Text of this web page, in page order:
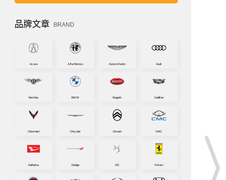
品牌文章 BRAND
Acura Alfa-Romeo Aston-Martin Audi
Bentley BMW Bugatti Cadillac
Chevrolet Chrysler Citroen CMC
Daihatsu Dodge DS Ferrari